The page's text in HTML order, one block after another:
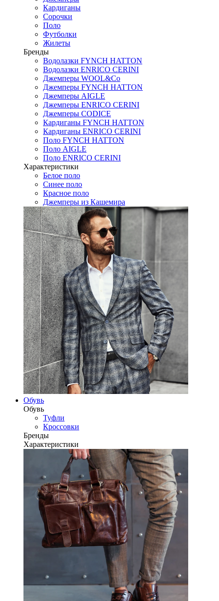
Кардиганы
Сорочки
Поло
Футболки
Жилеты
Бренды
Водолазки FYNCH HATTON
Водолазки ENRICO CERINI
Джемперы WOOL&Co
Джемперы FYNCH HATTON
Джемперы AIGLE
Джемперы ENRICO CERINI
Джемперы CODICE
Кардиганы FYNCH HATTON
Кардиганы ENRICO CERINI
Поло FYNCH HATTON
Поло AIGLE
Поло ENRICO CERINI
Характеристики
Белое поло
Синее поло
Красное поло
Джемперы из Кашемира
Обувь
Обувь
Туфли
Кроссовки
Бренды
Характеристики